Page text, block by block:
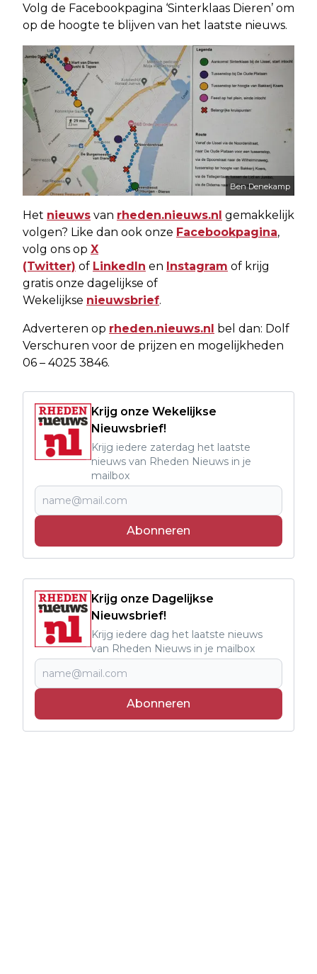
Volg de Facebookpagina ‘Sinterklaas Dieren’ om
op de hoogte te blijven van het laatste nieuws.
Ben Denekamp
Het nieuws van rheden.nieuws.nl gemakkelijk
volgen? Like dan ook onze Facebookpagina,
volg ons op X
(Twitter) of LinkedIn en Instagram of krijg
gratis onze dagelijkse of
Wekelijkse nieuwsbrief.
Adverteren op rheden.nieuws.nl bel dan: Dolf
Verschuren voor de prijzen en mogelijkheden
06 – 4025 3846.
Krijg onze Wekelijkse
Nieuwsbrief!
Krijg iedere zaterdag het laatste
nieuws van Rheden Nieuws in je
mailbox
Abonneren
Krijg onze Dagelijkse
Nieuwsbrief!
Krijg iedere dag het laatste nieuws
van Rheden Nieuws in je mailbox
Abonneren